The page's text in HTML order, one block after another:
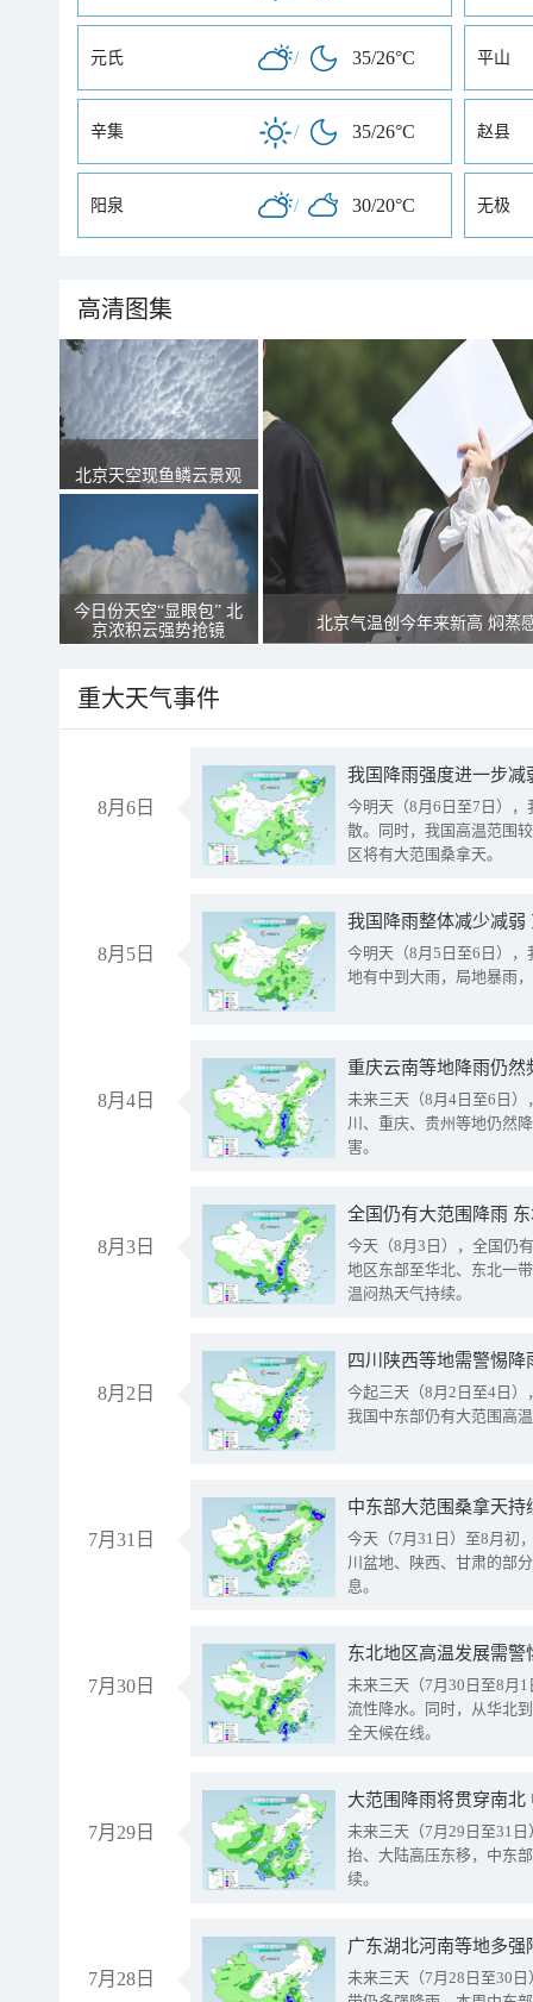
元氏 / 35/26°C 平山
辛集 / 35/26°C 赵县
阳泉 / 30/20°C 无极
高清图集
北京天空现鱼鳞云景观
今日份天空“显眼包” 北
京浓积云强势抢镜
北京气温创今年来新高 焖蒸
重大天气事件
8月6日
今明天（8月6日至7日）
散。同时，我国高温范围
区将有大范围桑拿天。
8月5日
我国降雨整体减少减弱
今明天（8月5日至6日）
地有中到大雨，局地暴雨
8月4日
重庆云南等地降雨仍然
未来三天（8月4日至6日
川、重庆、贵州等地仍然
害。
8月3日
全国仍有大范围降雨
今天（8月3日），全国仍
地区东部至华北、东北一
温闷热天气持续。
8月2日
今起三天（8月2日至4日
我国中东部仍有大范围高
7月31日
中东部大范围桑拿天
今天（7月31日）至8月初
川盆地、陕西、甘肃的部
息。
7月30日
东北地区高温发展需
未来三天（7月30日至8月
流性降水。同时，从华北
全天候在线。
7月29日
大范围降雨将贯穿南
未来三天（7月29日至31
抬、大陆高压东移，中东
续。
7月28日
广东湖北河南等地多
未来三天（7月28日至30